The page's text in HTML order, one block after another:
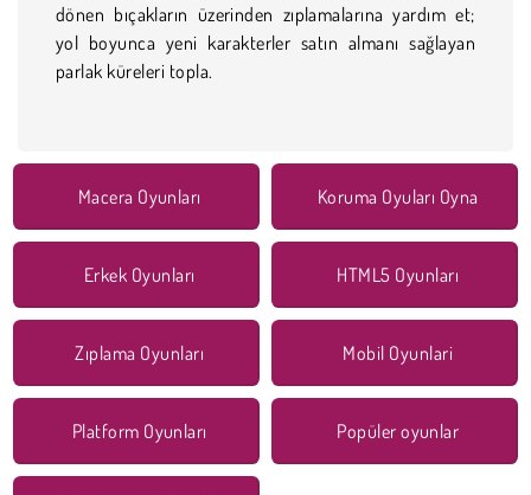
dönen bıçakların üzerinden zıplamalarına yardım et;
yol boyunca yeni karakterler satın almanı sağlayan
parlak küreleri topla.
Macera Oyunları Koruma Oyuları Oyna
Erkek Oyunları HTML5 Oyunları
Zıplama Oyunları Mobil Oyunlari
Platform Oyunları Popüler oyunlar